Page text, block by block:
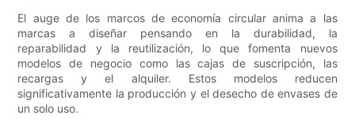
El auge de los marcos de economía circular anima a las
marcas a diseñar pensando en la durabilidad, la
reparabilidad y la reutilización, lo que fomenta nuevos
modelos de negocio como las cajas de suscripción, las
recargas y el alquiler. Estos modelos reducen
significativamente la producción y el desecho de envases de
un solo uso.